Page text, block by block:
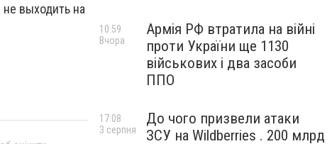
выходить на
Армія РФ втратила на війні
проти України ще 1130
військових і два засоби
ППО
10:59
Вчора
До чого призвели атаки
ЗСУ на Wildberries . 200 млрд
17:08
3 серпня